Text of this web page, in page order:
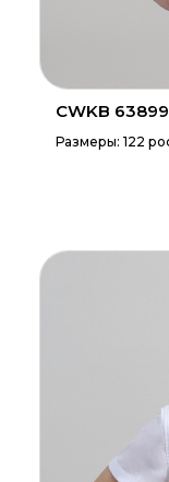
CWKB
Размеры: 122